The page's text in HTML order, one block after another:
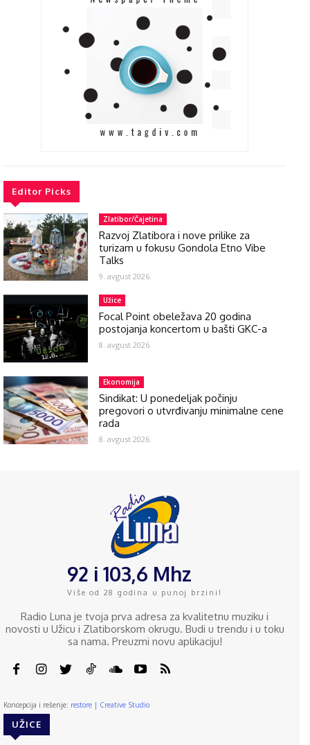
Editor Picks
Zlatibor/Čajetina
Razvoj Zlatibora i nove prilike za
turizam u fokusu Gondola Etno Vibe
Talks
9. avgust 2026.
Užice
Focal Point obeležava 20 godina
postojanja koncertom u bašti GKC-a
8. avgust 2026.
Ekonomija
Sindikat: U ponedeljak počinju
pregovori o utvrđivanju minimalne cene
rada
8. avgust 2026.
92 i 103,6 Mhz
Više od 28 godina u punoj brzini!
Radio Luna je tvoja prva adresa za kvalitetnu muziku i
novosti u Užicu i Zlatiborskom okrugu. Budi u trendu i u toku
sa nama. Preuzmi novu aplikaciju!
Koncepcija i rešenje: restore | Creative Studio
UŽICE